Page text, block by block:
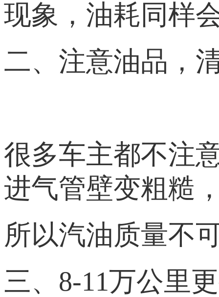
现象，油耗同样
二、注意油品，
很多车主都不注
进气管壁变粗糙
所以汽油质量不
三、8-11万公里